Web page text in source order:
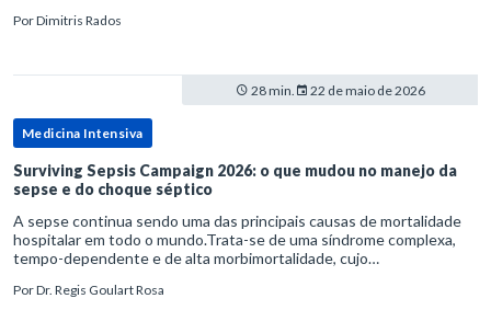
PorDimitris Rados
28 min. 22 de maio de 2026
Medicina Intensiva
Surviving Sepsis Campaign 2026: o que mudou no manejo da
sepse e do choque séptico
A sepse continua sendo uma das principais causas de mortalidade
hospitalar em todo o mundo.Trata-se de uma síndrome complexa,
tempo-dependente e de alta morbimortalidade, cujo
para o desfe
PorDr. Regis Goulart Rosa